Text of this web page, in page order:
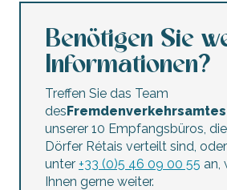
Märchenhafter Spaziergang im
Sortie nature - Safari à marée basse
La Java des Baleines - Spectacle
Großer Ball – Konzert „La vie est
Atelier : à la découverte de l'estran
Origami-Workshop
Die treffen auf der Ile de Ré
Holzspiele
Benötigen Sie
Informationen?
Treffen Sie das Team
desFremdenverkehrsamtes
unserer 10 Empfangsbüros,
Dörfer Rétais verteilt sind,
unter +33 (0)5 46 09 00 55 an,
Ihnen gerne weiter.